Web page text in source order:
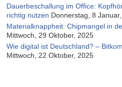
Dauerbeschallung im Office:
richtig nutzen Donnerstag, 8
Materialknappheit: Chipmangel in
Mittwoch, 29 Oktober, 2025
Wie digital ist Deutschland? –
Mittwoch, 22 Oktober, 2025